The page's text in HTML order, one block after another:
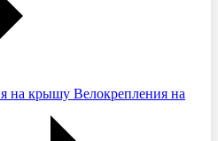
Велокрепления на